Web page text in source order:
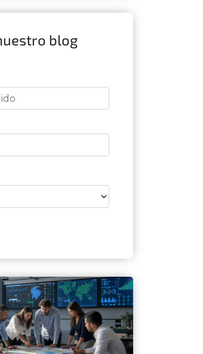
blog